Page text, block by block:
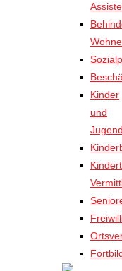
Kinder
und
Jugend